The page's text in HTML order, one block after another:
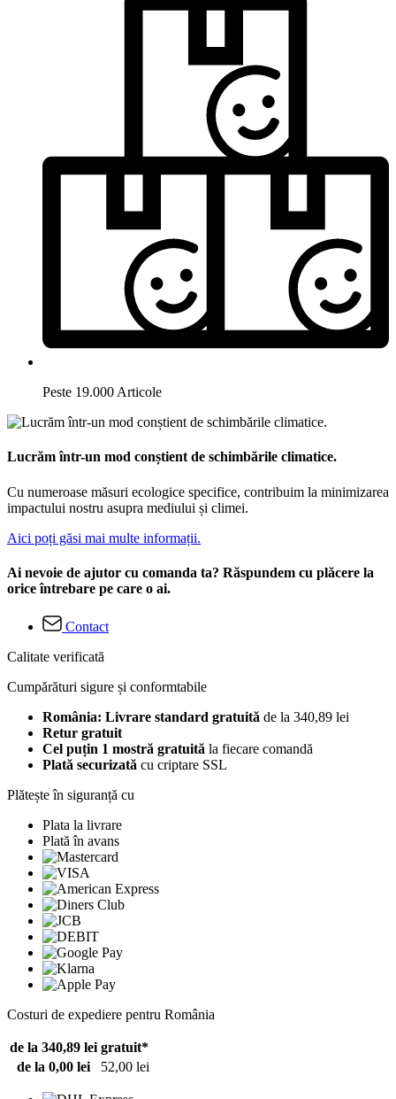
Peste 19.000 Articole
Lucrăm într-un mod conștient de schimbările climatice.
Cu numeroase măsuri ecologice specifice, contribuim la minimizarea
impactului nostru asupra mediului și climei.
Aici poți găsi mai multe informații.
Ai nevoie de ajutor cu comanda ta? Răspundem cu plăcere la
orice întrebare pe care o ai.
Contact
Calitate verificată
Cumpărături sigure și conformtabile
România: Livrare standard gratuită de la 340,89 lei
Retur gratuit
Cel puțin 1 mostră gratuită la fiecare comandă
Plată securizată cu criptare SSL
Plătește în siguranță cu
Plata la livrare
Plată în avans
Costuri de expediere pentru România
de la 340,89 lei gratuit*
de la 0,00 lei
52,00 lei